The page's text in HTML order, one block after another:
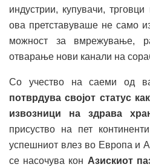
индустрии, купувачи,
ова претставуваше не само
можност за вмрежување,
отварање нови канали на
Со учество на саеми од
потврдува својот статус
извозници на здрава
присуство на пет
успешниот влез во Европа и
се насочува кон Азискиот